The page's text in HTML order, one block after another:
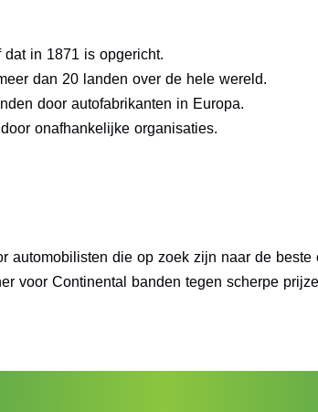
in 1871 is opgericht.
dan 20 landen over de hele wereld.
door autofabrikanten in Europa.
onafhankelijke organisaties.
automobilisten die op zoek zijn naar de
voor Continental banden tegen scherpe